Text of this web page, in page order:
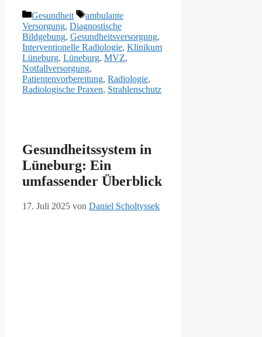
Kategorien
Gesundheit Schlagwörter
ambulante
Versorgung, Diagnostische
Bildgebung, Gesundheitsversorgung,
Interventionelle Radiologie, Klinikum
Lüneburg, Lüneburg, MVZ,
Notfallversorgung,
Patientenvorbereitung, Radiologie,
Radiologische Praxen, Strahlenschutz
Gesundheitssystem in
Lüneburg: Ein
umfassender Überblick
17. Juli 2025 von Daniel Scholtyssek